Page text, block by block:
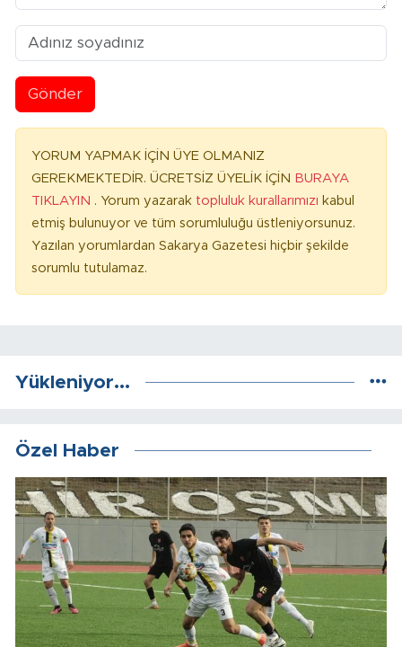
Gönder
YORUM YAPMAK İÇİN ÜYE OLMANIZ
GEREKMEKTEDİR. ÜCRETSİZ ÜYELİK İÇİN BURAYA
TIKLAYIN . Yorum yazarak topluluk kurallarımızı kabul
etmiş bulunuyor ve tüm sorumluluğu üstleniyorsunuz.
Yazılan yorumlardan Sakarya Gazetesi hiçbir şekilde
sorumlu tutulamaz.
Yükleniyor...
Özel Haber